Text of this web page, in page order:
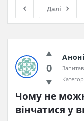
Далі
0 Запитав:
Чому не
вінчатися у